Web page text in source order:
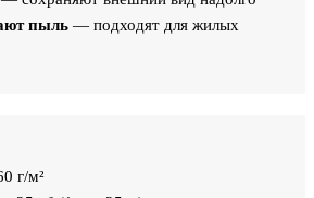
пыль — подходят для жилых
г/м²